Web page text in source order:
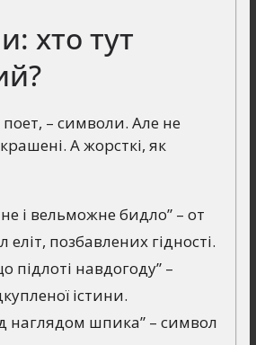
хто тут
– символи. Але не
А жорсткі, як
і вельможне бидло” – от
позбавлених гідності.
підлоті навдогоду” –
істини.
наглядом шпика” – символ